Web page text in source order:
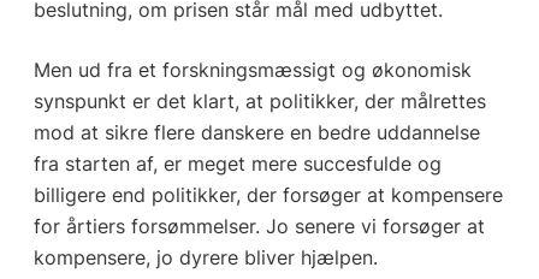
beslutning, om prisen står mål med udbyttet.
Men ud fra et forskningsmæssigt og økonomisk
synspunkt er det klart, at politikker, der målrettes
mod at sikre flere danskere en bedre uddannelse
fra starten af, er meget mere succesfulde og
billigere end politikker, der forsøger at kompensere
for årtiers forsømmelser. Jo senere vi forsøger at
kompensere, jo dyrere bliver hjælpen.